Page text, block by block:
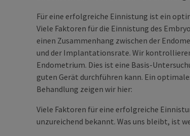
Für eine erfolgreiche Einnistung ist ein
Viele Faktoren für die Einnistung des
einen Zusammenhang zwischen der
und der Implantationsrate. Wir
Endometrium. Dies ist eine Basis-
guten Gerät durchführen kann. Ein
Behandlung zeigen wir hier:
Viele Faktoren für eine erfolgreiche
unzureichend bekannt. Was uns bleibt, ist